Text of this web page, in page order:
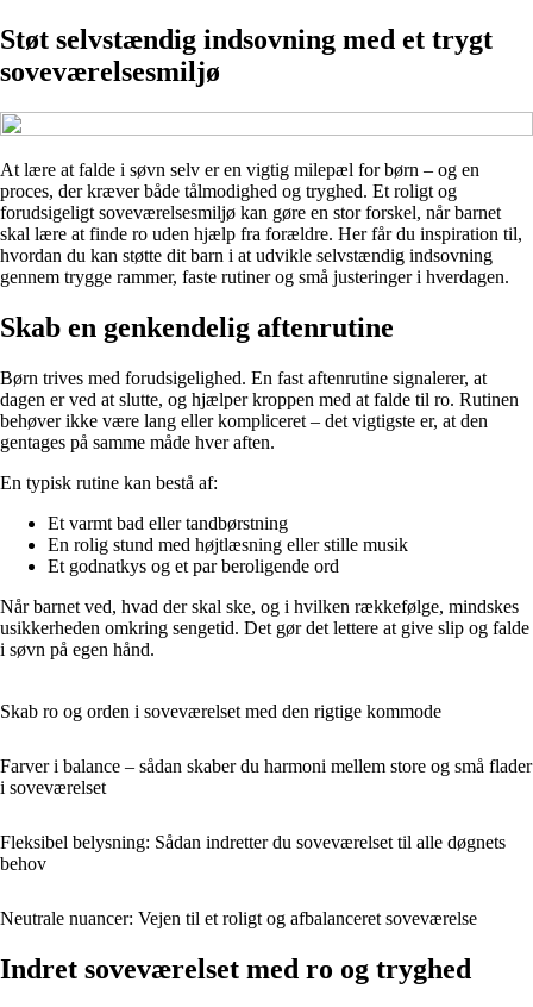
Støt selvstændig indsovning med et trygt
soveværelsesmiljø
At lære at falde i søvn selv er en vigtig milepæl for børn – og en
proces, der kræver både tålmodighed og tryghed. Et roligt og
forudsigeligt soveværelsesmiljø kan gøre en stor forskel, når barnet
skal lære at finde ro uden hjælp fra forældre. Her får du inspiration til,
hvordan du kan støtte dit barn i at udvikle selvstændig indsovning
gennem trygge rammer, faste rutiner og små justeringer i hverdagen.
Skab en genkendelig aftenrutine
Børn trives med forudsigelighed. En fast aftenrutine signalerer, at
dagen er ved at slutte, og hjælper kroppen med at falde til ro. Rutinen
behøver ikke være lang eller kompliceret – det vigtigste er, at den
gentages på samme måde hver aften.
En typisk rutine kan bestå af:
Et varmt bad eller tandbørstning
En rolig stund med højtlæsning eller stille musik
Et godnatkys og et par beroligende ord
Når barnet ved, hvad der skal ske, og i hvilken rækkefølge, mindskes
usikkerheden omkring sengetid. Det gør det lettere at give slip og falde
i søvn på egen hånd.
Skab ro og orden i soveværelset med den rigtige kommode
Farver i balance – sådan skaber du harmoni mellem store og små flader
i soveværelset
Fleksibel belysning: Sådan indretter du soveværelset til alle døgnets
behov
Neutrale nuancer: Vejen til et roligt og afbalanceret soveværelse
Indret soveværelset med ro og tryghed